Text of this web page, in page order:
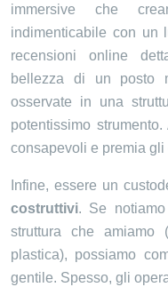
immersive che
indimenticabile con un
recensioni online
bellezza di un posto
osservate in una
potentissimo
consapevoli e premia gli
Infine, essere un
costruttivi. Se
struttura che amiamo
plastica), possiamo
gentile. Spesso, gli